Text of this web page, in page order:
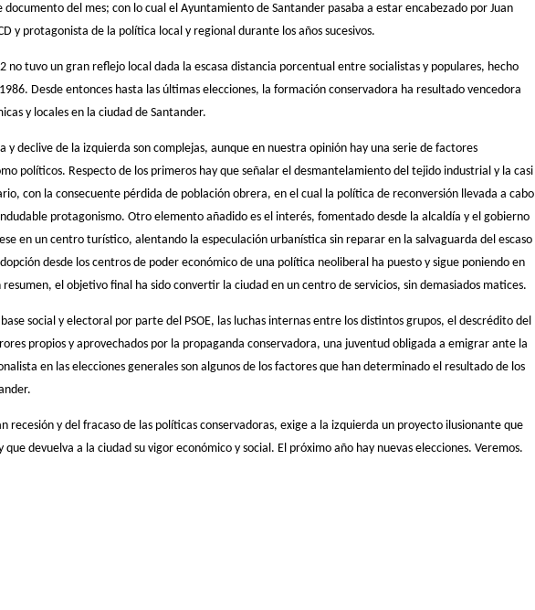
del mes; con lo cual el Ayuntamiento de Santander pasaba a estar encabezado por Juan
y protagonista de la política local y regional durante los años sucesivos.
no tuvo un gran reflejo local dada la escasa distancia porcentual entre socialistas y populares, hecho
Desde entonces hasta las últimas elecciones, la formación conservadora ha resultado vencedora
y locales en la ciudad de Santander.
y declive de la izquierda son complejas, aunque en nuestra opinión hay una serie de factores
políticos. Respecto de los primeros hay que señalar el desmantelamiento del tejido industrial y la casi
con la consecuente pérdida de población obrera, en el cual la política de reconversión llevada a cabo
protagonismo. Otro elemento añadido es el interés, fomentado desde la alcaldía y el gobierno
en un centro turístico, alentando la especulación urbanística sin reparar en la salvaguarda del escaso
desde los centros de poder económico de una política neoliberal ha puesto y sigue poniendo en
el objetivo final ha sido convertir la ciudad en un centro de servicios, sin demasiados matices.
social y electoral por parte del PSOE, las luchas internas entre los distintos grupos, el descrédito del
propios y aprovechados por la propaganda conservadora, una juventud obligada a emigrar ante la
en las elecciones generales son algunos de los factores que han determinado el resultado de los
recesión y del fracaso de las políticas conservadoras, exige a la izquierda un proyecto ilusionante que
devuelva a la ciudad su vigor económico y social. El próximo año hay nuevas elecciones. Veremos.